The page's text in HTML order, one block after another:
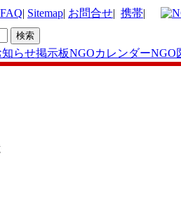
FAQ| Sitemap| お問合せ| 携帯|
らせ掲示板NGOカレンダーNGO